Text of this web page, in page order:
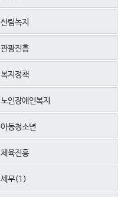
산림녹지
관광진흥
복지정책
노인장애인복지
아동청소년
체육진흥
세무(1)